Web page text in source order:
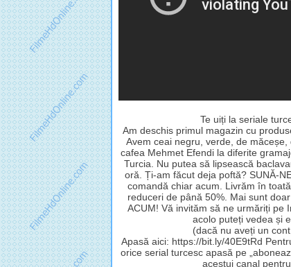
Te uiți la seriale
Am deschis primul magazin cu
Avem ceai negru, verde, de
cafea Mehmet Efendi la diferite
Turcia. Nu putea să lipsească
oră. Ți-am făcut deja poftă? SUNĂ-
comandă chiar acum. Livrăm în
reduceri de până 50%. Mai sunt
ACUM! Vă invităm să ne urmăriți pe
acolo puteți vedea și
(dacă nu aveți un
Apasă aici: https://bit.ly/40E9tRd
orice serial turcesc apasă pe
acestui canal